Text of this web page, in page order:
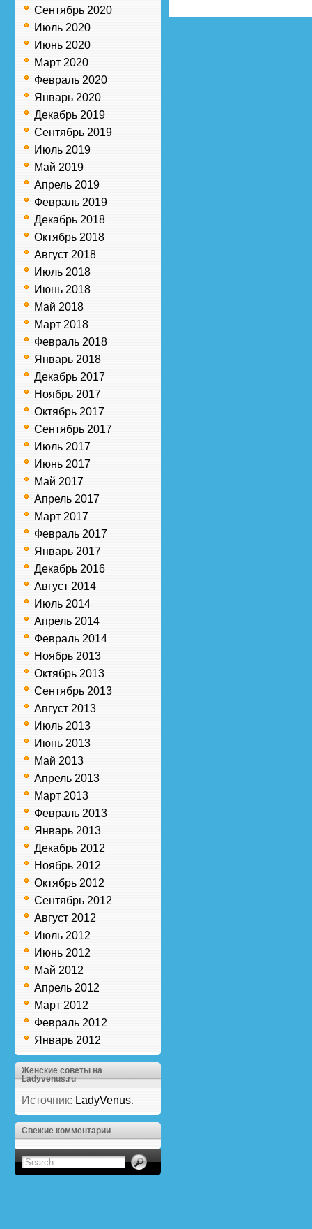
Сентябрь 2020
Июль 2020
Июнь 2020
Март 2020
Февраль 2020
Январь 2020
Декабрь 2019
Сентябрь 2019
Июль 2019
Май 2019
Апрель 2019
Февраль 2019
Декабрь 2018
Октябрь 2018
Август 2018
Июль 2018
Июнь 2018
Май 2018
Март 2018
Февраль 2018
Январь 2018
Декабрь 2017
Ноябрь 2017
Октябрь 2017
Сентябрь 2017
Июль 2017
Июнь 2017
Май 2017
Апрель 2017
Март 2017
Февраль 2017
Январь 2017
Декабрь 2016
Август 2014
Июль 2014
Апрель 2014
Февраль 2014
Ноябрь 2013
Октябрь 2013
Сентябрь 2013
Август 2013
Июль 2013
Июнь 2013
Май 2013
Апрель 2013
Март 2013
Февраль 2013
Январь 2013
Декабрь 2012
Ноябрь 2012
Октябрь 2012
Сентябрь 2012
Август 2012
Июль 2012
Июнь 2012
Май 2012
Апрель 2012
Март 2012
Февраль 2012
Январь 2012
Женские советы на
Ladyvenus.ru
Источник: LadyVenus.
Свежие комментарии